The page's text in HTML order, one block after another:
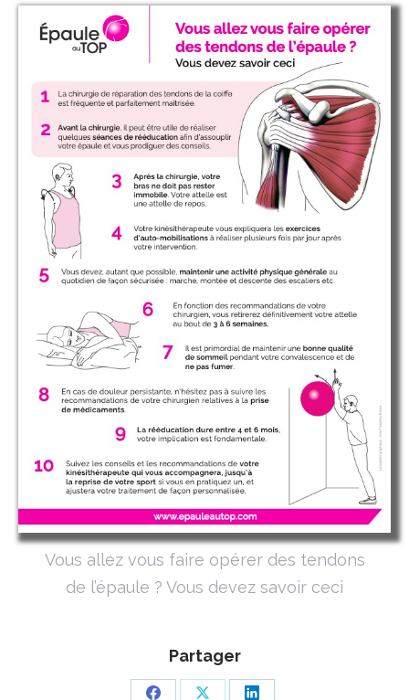
Vous allez vous faire opérer des tendons
de l’épaule ? Vous devez savoir ceci
Partager